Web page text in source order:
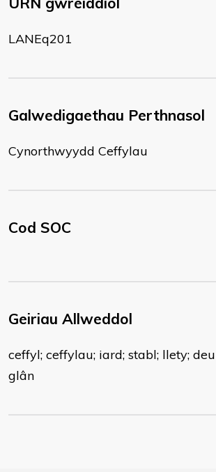
LANEq201
Galwedigaethau Perthnasol
Cynorthwyydd Ceffylau
Cod SOC
Geiriau Allweddol
ceffyl; ceffylau; iard; stabl; llety;
glân